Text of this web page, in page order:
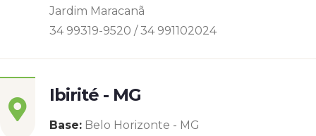
Jardim Maracanã
34 99319-9520 / 34 991102024
Ibirité - MG
Base: Belo Horizonte - MG